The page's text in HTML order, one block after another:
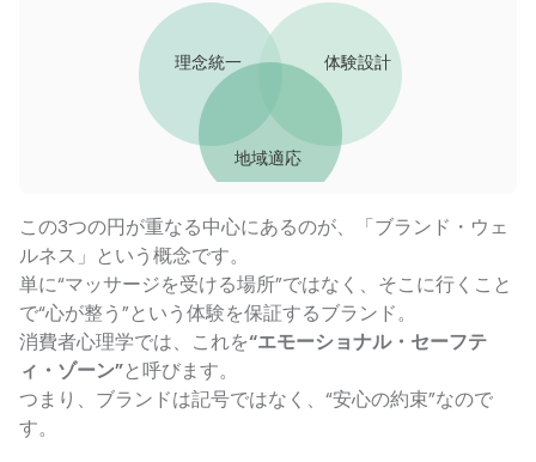
理念統一 体験設計
地域適応
この3つの円が重なる中心にあるのが、「ブランド・ウェ
ルネス」という概念です。
単に“マッサージを受ける場所”ではなく、そこに行くこと
で“心が整う”という体験を保証するブランド。
消費者心理学では、これを“エモーショナル・セーフテ
ィ・ゾーン”と呼びます。
つまり、ブランドは記号ではなく、“安心の約束”なので
す。